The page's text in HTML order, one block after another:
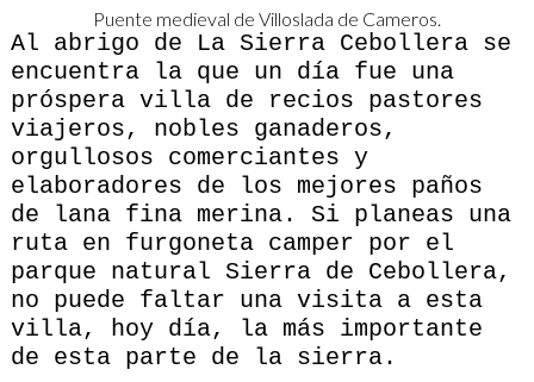
Puente medieval de Villoslada de Cameros.
Al abrigo de La Sierra Cebollera se
encuentra la que un día fue una
próspera villa de recios pastores
viajeros, nobles ganaderos,
orgullosos comerciantes y
elaboradores de los mejores paños
de lana fina merina. Si planeas una
ruta en furgoneta camper por el
parque natural Sierra de Cebollera,
no puede faltar una visita a esta
villa, hoy día, la más importante
de esta parte de la sierra.